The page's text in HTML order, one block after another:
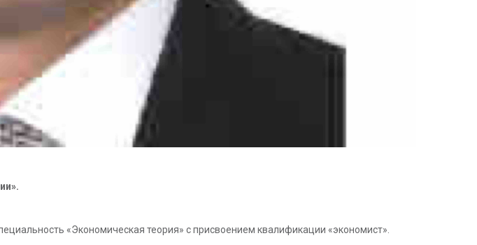
«Экономическая теория» с присвоением квалификации «экономист».